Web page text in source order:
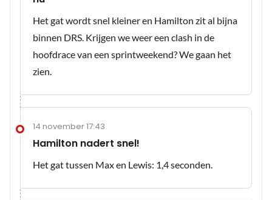
Het gat wordt snel kleiner en Hamilton zit al bijna
binnen DRS. Krijgen we weer een clash in de
hoofdrace van een sprintweekend? We gaan het
zien.
14 november 17:43
Hamilton nadert snel!
Het gat tussen Max en Lewis: 1,4 seconden.